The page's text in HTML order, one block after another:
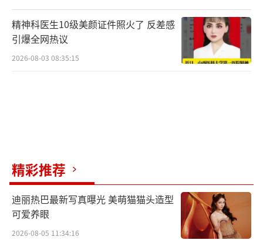
5、每次一下雪我就把这俩货给拉出来干苦
精神科医生10级美颜证件照火了 反差感
引爆全网热议
2026-08-03 08:35:15
精彩推荐
迪丽热巴最新写真曝光 美萌猫猫头造型
可爱养眼
2026-08-05 11:34:16